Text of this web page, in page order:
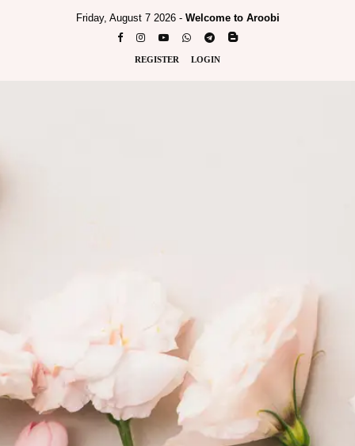
Friday, August 7 2026 - Welcome to Aroobi
REGISTER LOGIN